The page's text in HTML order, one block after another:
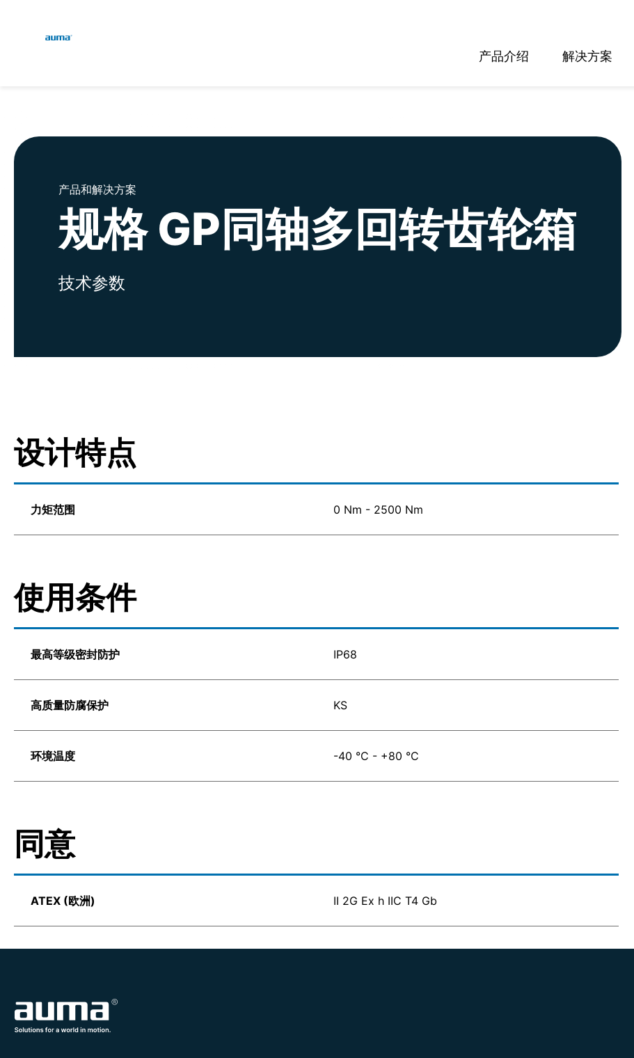
产品介绍 解决方案
欧洲
亚太地区
北美
产品和解决方案
规格 GP同轴多回转齿轮箱
技术参数
设计特点
力矩范围 0 Nm - 2500 Nm
使用条件
最高等级密封防护 IP68
高质量防腐保护 KS
环境温度 -40 °C - +80 °C
同意
ATEX (欧洲) II 2G Ex h IIC T4 Gb